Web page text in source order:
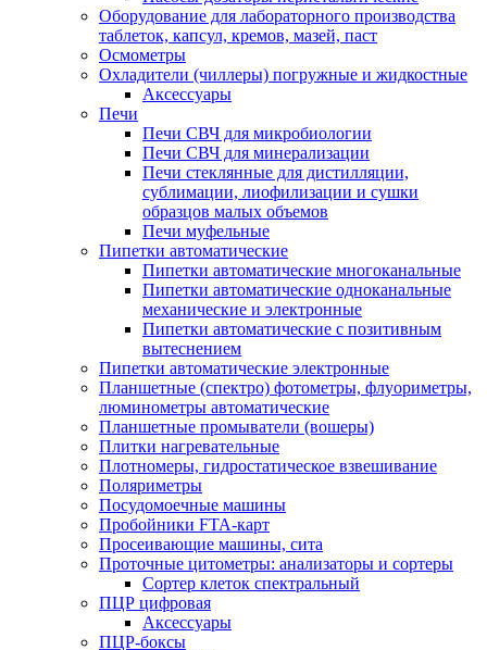
Оборудование для лабораторного производства
таблеток, капсул, кремов, мазей, паст
Осмометры
Охладители (чиллеры) погружные и жидкостные
Аксессуары
Печи
Печи СВЧ для микробиологии
Печи СВЧ для минерализации
Печи стеклянные для дистилляции,
сублимации, лиофилизации и сушки
образцов малых объемов
Печи муфельные
Пипетки автоматические
Пипетки автоматические многоканальные
Пипетки автоматические одноканальные
механические и электронные
Пипетки автоматические с позитивным
вытеснением
Пипетки автоматические электронные
Планшетные (спектро) фотометры, флуориметры,
люминометры автоматические
Планшетные промыватели (вошеры)
Плитки нагревательные
Плотномеры, гидростатическое взвешивание
Поляриметры
Посудомоечные машины
Пробойники FTA-карт
Просеивающие машины, сита
Проточные цитометры: анализаторы и сортеры
Сортер клеток спектральный
ПЦР цифровая
Аксессуары
ПЦР-боксы